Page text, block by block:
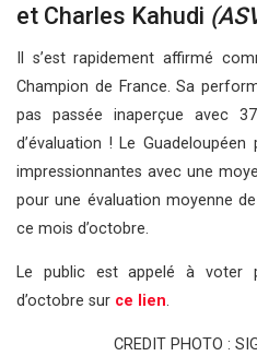
et Charles Kahudi
Il s’est rapidement affirmé
Champion de France. Sa
pas passée inaperçue avec
d’évaluation ! Le
impressionnantes avec une
pour une évaluation moyenne
ce mois d’octobre.
Le public est appelé à voter
d’octobre sur ce lien.
CREDIT PHOTO :